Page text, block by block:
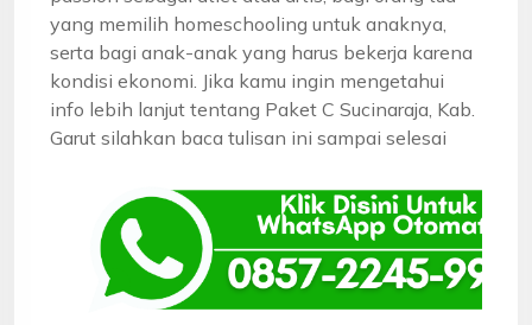
yang memilih homeschooling untuk anaknya,
serta bagi anak-anak yang harus bekerja karena
kondisi ekonomi. Jika kamu ingin mengetahui
info lebih lanjut tentang Paket C Sucinaraja, Kab.
Garut silahkan baca tulisan ini sampai selesai